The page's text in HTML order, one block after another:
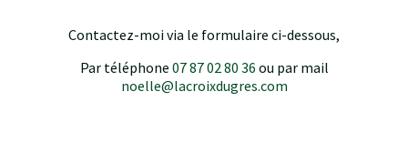
Contactez-moi via le formulaire ci-dessous,
Par téléphone 07 87 02 80 36 ou par mail
noelle@lacroixdugres.com